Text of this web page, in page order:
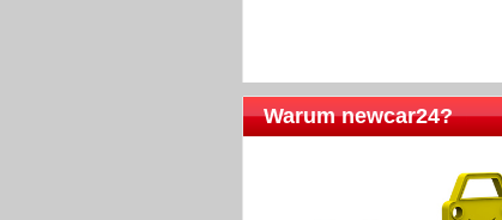
Warum newcar24?